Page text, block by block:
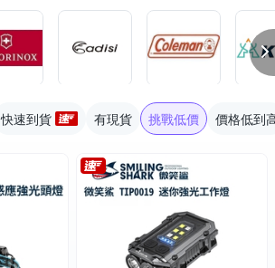
快速到貨 有現貨 挑戰低價 價格低到